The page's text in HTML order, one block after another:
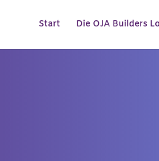
Start Die OJA Builders